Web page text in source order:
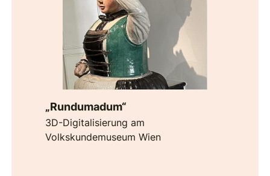
„Rundumadum“
3D-Digitalisierung am
Volkskundemuseum Wien